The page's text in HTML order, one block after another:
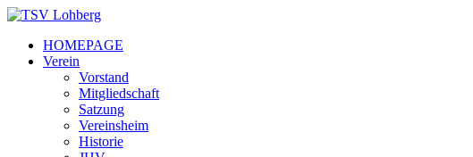
HOMEPAGE
Verein
Vorstand
Mitgliedschaft
Satzung
Vereinsheim
Historie